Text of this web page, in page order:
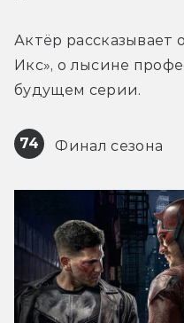
Актёр рассказывает
Икс», о лысине
будущем серии.
74 Финал сезона